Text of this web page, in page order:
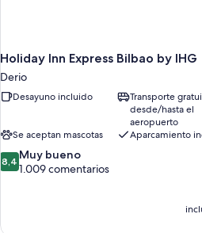
Holiday Inn Express Bilbao by IHG
Derio
Desayuno incluido
Transporte
desde/hasta el
aeropuerto
Se aceptan mascotas
Aparcamiento
8.4
sobre
1.009 comentarios
8,4 Muy bueno
1.009 comentarios